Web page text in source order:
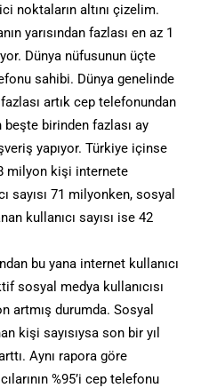
noktaların altını çizelim.
yarısından fazlası en az 1
Dünya nüfusunun üçte
sahibi. Dünya genelinde
artık cep telefonundan
birinden fazlası ay
yapıyor. Türkiye içinse
milyon kişi internete
sayısı 71 milyonken, sosyal
kullanıcı sayısı ise 42
bu yana internet kullanıcı
sosyal medya kullanıcısı
artmış durumda. Sosyal
kişi sayısıysa son bir yıl
Aynı rapora göre
%95’i cep telefonu